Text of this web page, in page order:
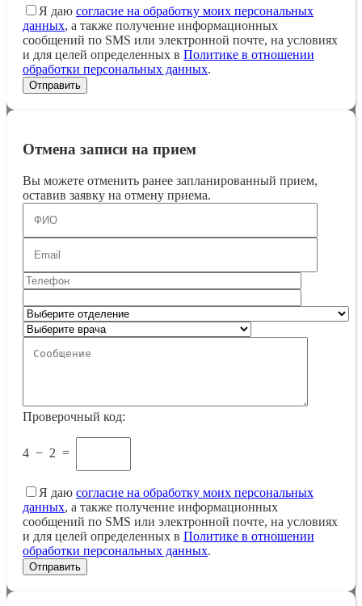
Я даю согласие на обработку моих персональных
данных, а также получение информационных
сообщений по SMS или электронной почте, на условиях
и для целей определенных в Политике в отношении
обработки персональных данных.
Отмена записи на прием
Вы можете отменить ранее запланированный прием,
оставив заявку на отмену приема.
Проверочный код:
4 − 2 =
Я даю согласие на обработку моих персональных
данных, а также получение информационных
сообщений по SMS или электронной почте, на условиях
и для целей определенных в Политике в отношении
обработки персональных данных.